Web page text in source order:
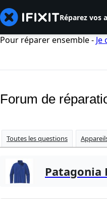
Réparez vos
Pour réparer ensemble -
Forum de
Toutes les questions
Patagonia